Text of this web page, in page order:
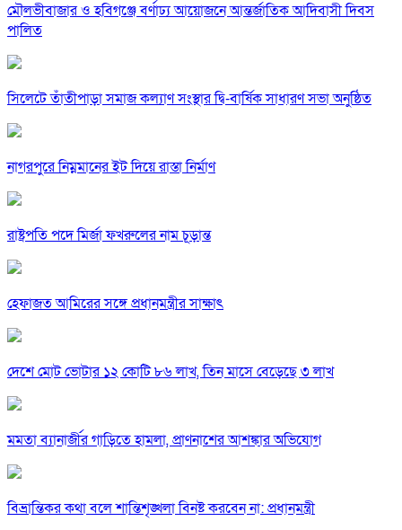
মৌলভীবাজার ও হবিগঞ্জে বর্ণাঢ্য আয়োজনে আন্তর্জাতিক আদিবাসী দিবস
পালিত
সিলেটে তাঁতীপাড়া সমাজ কল্যাণ সংস্থার দ্বি-বার্ষিক সাধারণ সভা অনুষ্ঠিত
নাগরপুরে নিম্নমানের ইট দিয়ে রাস্তা নির্মাণ
রাষ্ট্রপতি পদে মির্জা ফখরুলের নাম চূড়ান্ত
হেফাজত আমিরের সঙ্গে প্রধানমন্ত্রীর সাক্ষাৎ
দেশে মোট ভোটার ১২ কোটি ৮৬ লাখ, তিন মাসে বেড়েছে ৩ লাখ
মমতা ব্যানার্জীর গাড়িতে হামলা, প্রাণনাশের আশঙ্কার অভিযোগ
বিভ্রান্তিকর কথা বলে শান্তিশৃঙ্খলা বিনষ্ট করবেন না: প্রধানমন্ত্রী